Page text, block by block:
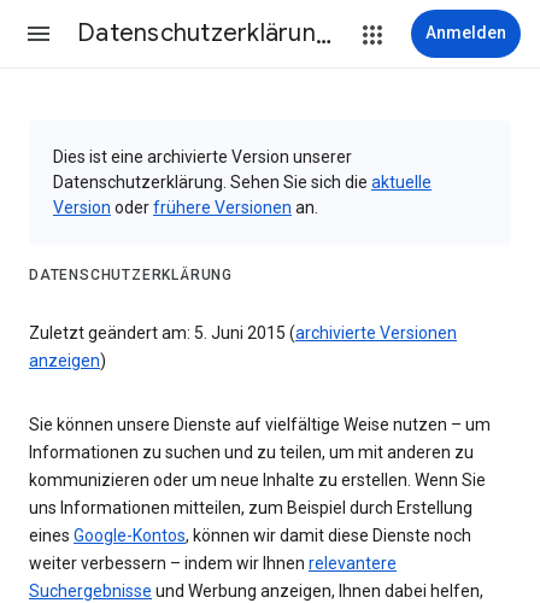
Datenschutzerklärung & Nutzungsbedingungen Anmelden
Dies ist eine archivierte Version unserer
Datenschutzerklärung. Sehen Sie sich die aktuelle
Version oderfrühere Versionen an.
DATENSCHUTZERKLÄRUNG
Zuletzt geändert am: 5. Juni 2015 (archivierte Versionen
anzeigen)
Sie können unsere Dienste auf vielfältige Weise nutzen – um
Informationen zu suchen und zu teilen, um mit anderen zu
kommunizieren oder um neue Inhalte zu erstellen. Wenn Sie
uns Informationen mitteilen, zum Beispiel durch Erstellung
eines Google-Kontos, können wir damit diese Dienste noch
weiter verbessern – indem wir Ihnen relevantere
Suchergebnisse und Werbung anzeigen, Ihnen dabei helfen,